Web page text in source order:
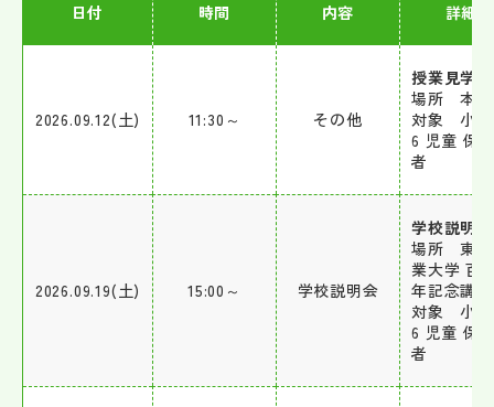
運営会社
日付 時間 内容 詳細
2026.09.12(土) 11:30～ その他
授業見学日
場所 本校
対象 小
6 児童 保
者
2026.09.19(土) 15:00～ 学校説明会
学校説明会
場所 東
業大学 百
年記念講堂
対象 小
6 児童 保
者